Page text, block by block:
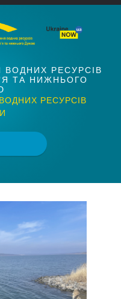
ВОДНИХ РЕСУРСІВ
ТА НИЖНЬОГО
РЕСУРСІВ